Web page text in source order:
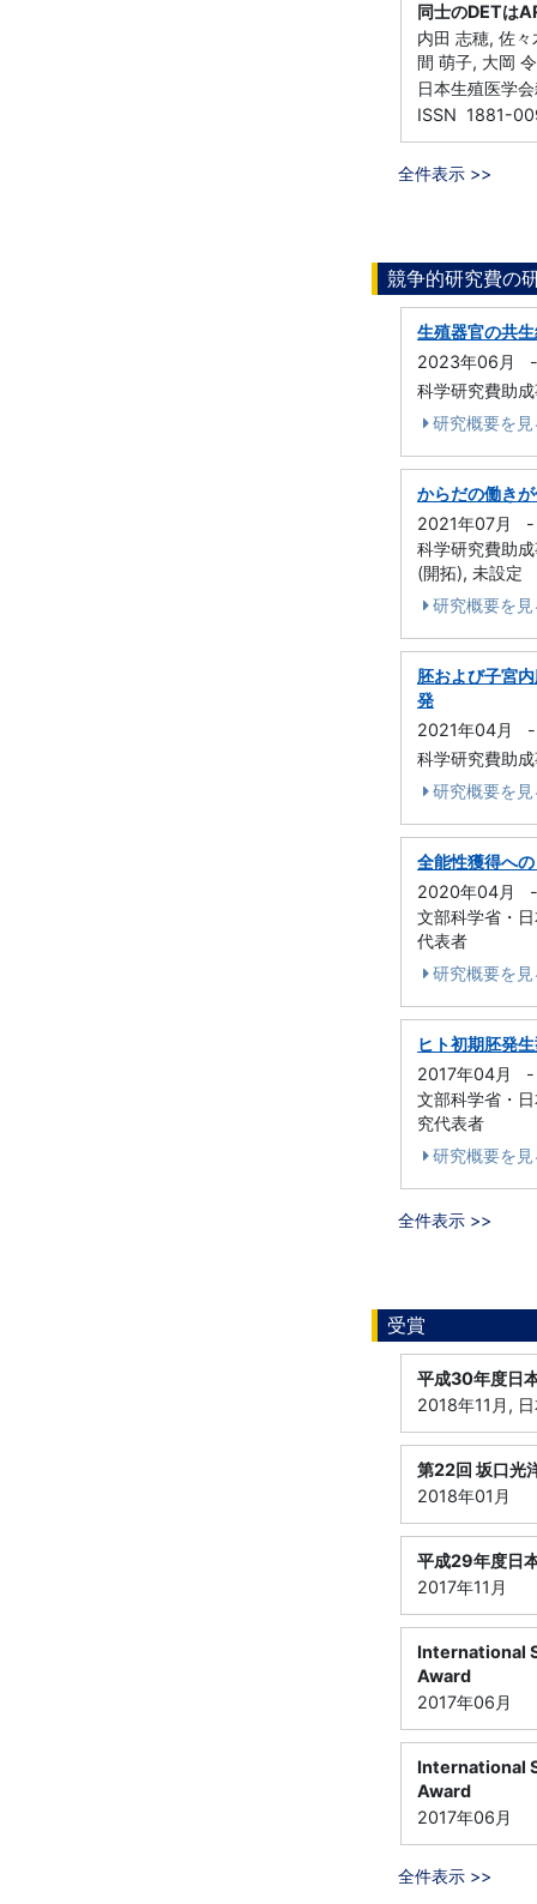
同士のDETは
内田 志穂, 佐
間 萌子, 大岡
日本生殖医学
ISSN 1881-
全件表示 >>
競争的研究費の
生殖器官の共
2023年06月
-
科学研究費助
研究概要を見
からだの働き
2021年07月
-
科学研究費助
(開拓), 未設定
研究概要を見
胚および子宮
発
2021年04月
-
科学研究費助
研究概要を見
全能性獲得へ
2020年04月
-
文部科学省・
代表者
研究概要を見
ヒト初期胚発
2017年04月
-
文部科学省・
究代表者
研究概要を見
全件表示 >>
受賞
平成30年度日
2018年11月,
第22回 坂口光
2018年01月
平成29年度日
2017年11月
International
Award
2017年06月
International
Award
2017年06月
全件表示 >>